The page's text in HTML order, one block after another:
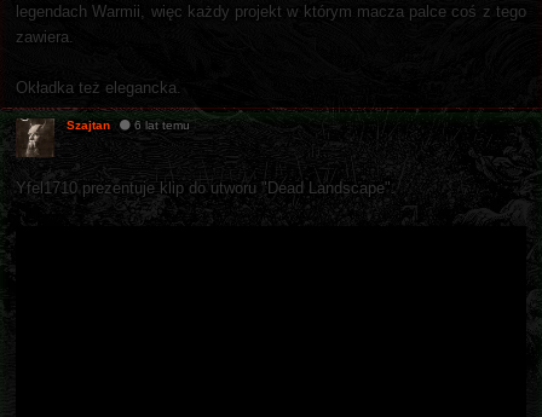
legendach Warmii, więc każdy projekt w którym macza palce coś z tego
zawiera.
Okładka też elegancka.
Szajtan 6 lat temu
Yfel1710 prezentuje klip do utworu "Dead Landscape".